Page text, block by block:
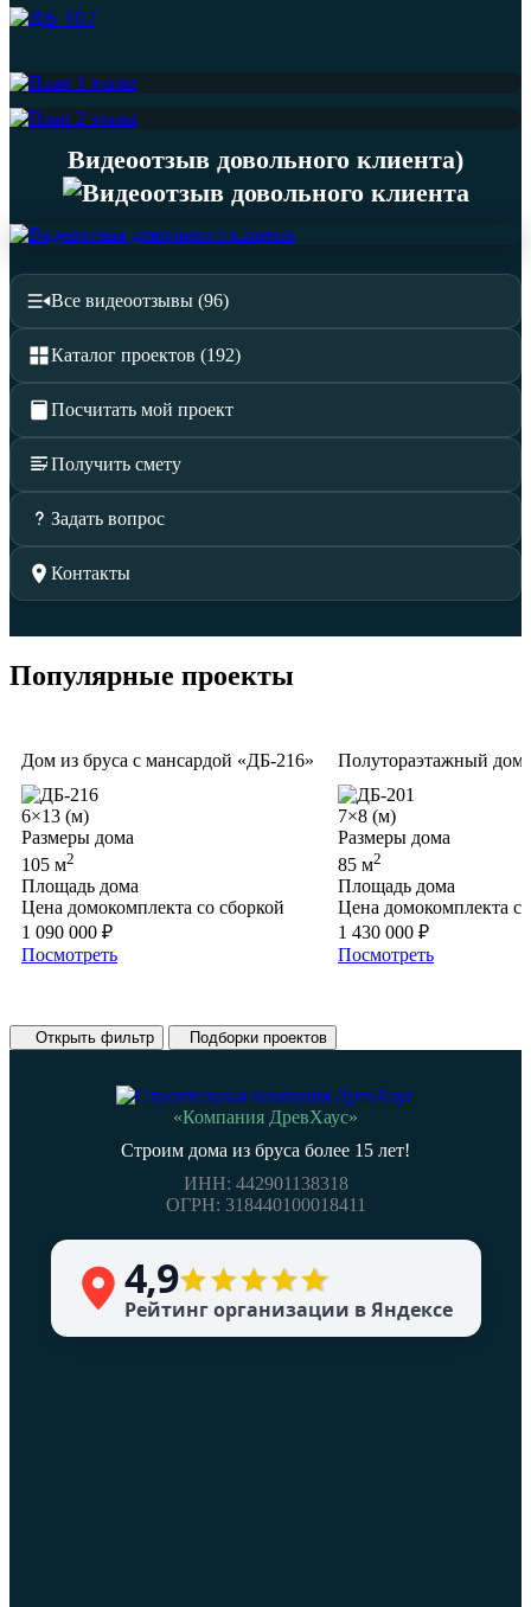
Видеоотзыв довольного клиента)
Все видеоотзывы (96)
Каталог проектов (192)
Посчитать мой проект
Получить смету
Задать вопрос
Контакты
Популярные проекты
Дом из бруса с мансардой «ДБ-216»
6×13 (м)
Размеры дома
105 м2
Площадь дома
Цена домокомплекта со сборкой
1 090 000 ₽
Посмотреть
Полутораэтажный дом
7×8 (м)
Размеры дома
85 м2
Площадь дома
Цена домокомплекта
1 430 000 ₽
Посмотреть
Открыть фильтр Подборки проектов
«Компания ДревХаус»
Строим дома из бруса более 15 лет!
ИНН: 442901138318
ОГРН: 318440100018411
4,9
Рейтинг организации в Яндексе